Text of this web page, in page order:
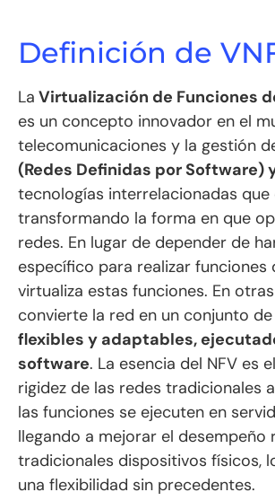
Definición de
La Virtualización de Funciones
es un concepto innovador en el
telecomunicaciones y la gestión
(Redes Definidas por Software)
tecnologías interrelacionadas que
transformando la forma en que
redes. En lugar de depender de
específico para realizar funciones
virtualiza estas funciones. En
convierte la red en un conjunto de
flexibles y adaptables,
software. La esencia del NFV es
rigidez de las redes tradicionales
las funciones se ejecuten en
llegando a mejorar el desempeño
tradicionales dispositivos físicos,
una flexibilidad sin precedentes.